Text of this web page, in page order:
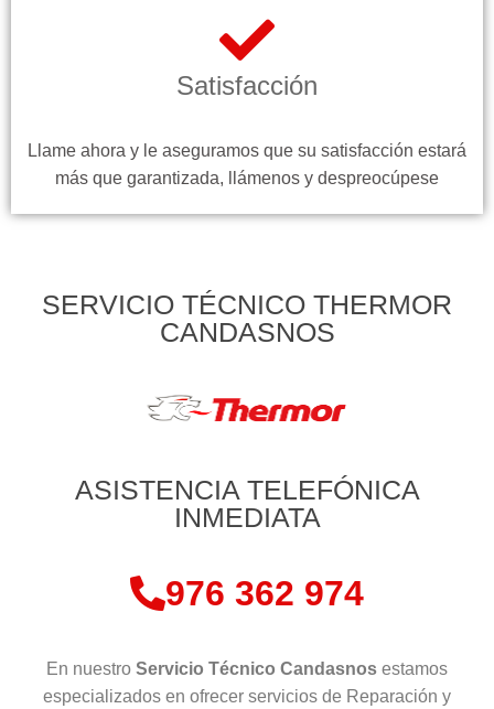
Satisfacción
Llame ahora y le aseguramos que su satisfacción estará
más que garantizada, llámenos y despreocúpese
SERVICIO TÉCNICO THERMOR
CANDASNOS
ASISTENCIA TELEFÓNICA
INMEDIATA
976 362 974
En nuestro Servicio Técnico Candasnos estamos
especializados en ofrecer servicios de Reparación y